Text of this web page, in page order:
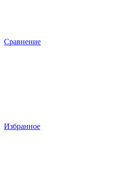
Сравнение
Избранное